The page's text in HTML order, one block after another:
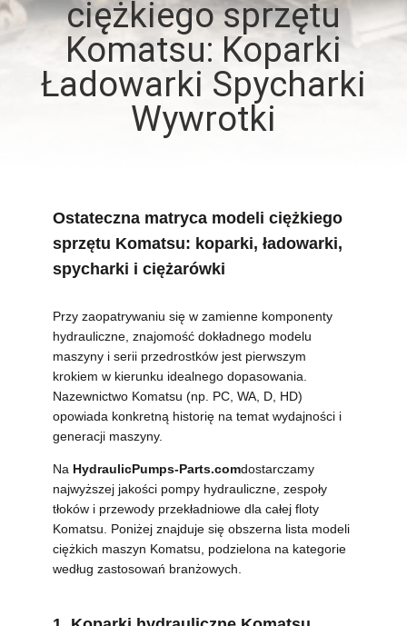
WYCIECZKA
FABRYCE
SKONTAKTUJ
NAMI
AKTUALNOŚCI
WSZYSTKIE
PRZYPADKI
POPROSIĆ
O
ciężkiego sprzętu
Komatsu: Koparki
Ładowarki Spycharki
Wywrotki
Ostateczna matryca modeli ciężkiego
sprzętu Komatsu: koparki, ładowarki,
spycharki i ciężarówki
Przy zaopatrywaniu się w zamienne komponenty
hydrauliczne, znajomość dokładnego modelu
maszyny i serii przedrostków jest pierwszym
krokiem w kierunku idealnego dopasowania.
Nazewnictwo Komatsu (np. PC, WA, D, HD)
opowiada konkretną historię na temat wydajności i
generacji maszyny.
Na HydraulicPumps-Parts.comdostarczamy
najwyższej jakości pompy hydrauliczne, zespoły
tłoków i przewody przekładniowe dla całej floty
Komatsu. Poniżej znajduje się obszerna lista modeli
ciężkich maszyn Komatsu, podzielona na kategorie
według zastosowań branżowych.